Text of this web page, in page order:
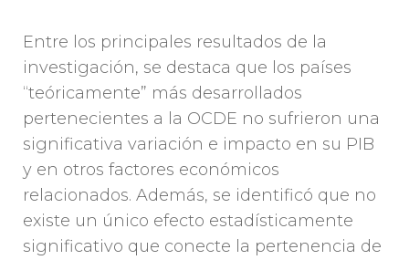
Entre los principales resultados de la
investigación, se destaca que los países
“teóricamente” más desarrollados
pertenecientes a la OCDE no sufrieron una
significativa variación e impacto en su PIB
y en otros factores económicos
relacionados. Además, se identificó que no
existe un único efecto estadísticamente
significativo que conecte la pertenencia de